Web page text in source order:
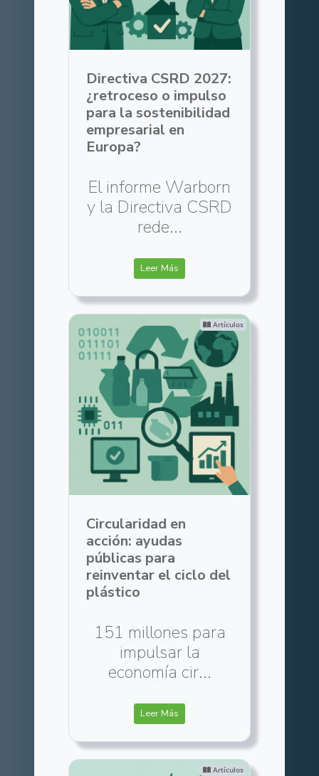
Directiva CSRD 2027:
¿retroceso o impulso
para la sostenibilidad
empresarial en
Europa?
El informe Warborn
y la Directiva CSRD
rede...
Leer Más
Artículos
Circularidad en
acción: ayudas
públicas para
reinventar el ciclo del
plástico
151 millones para
impulsar la
economía cir...
Leer Más
Artículos